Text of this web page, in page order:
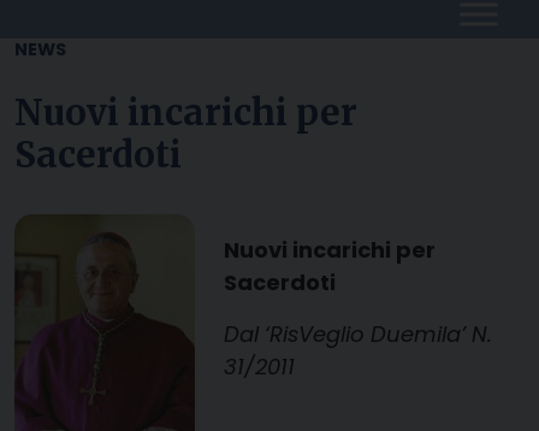
NEWS
Nuovi incarichi per
Sacerdoti
Nuovi incarichi per
Sacerdoti
Dal ‘RisVeglio Duemila’ N.
31/2011